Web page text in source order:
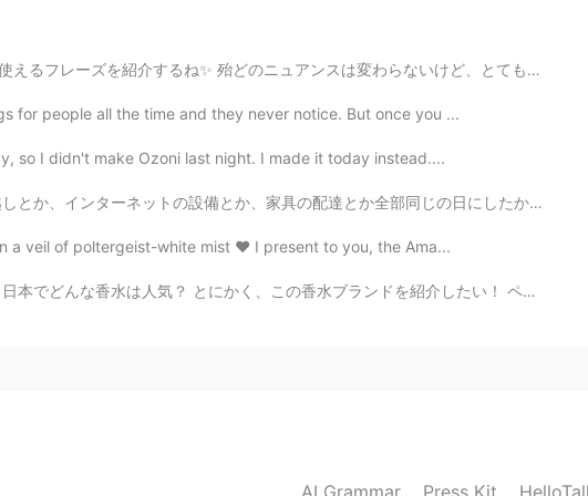
2021.07.11 04:06
のニュアンスは変わらないけど、とてもカジュアルな言い回しも混ざってるのでそこに注意してね! カジュアルなフレーズに*マークを付...
for people all the time and they never notice. But once you ...
so I didn't make Ozoni last night. I made it today instead....
とか、家具の配達とか全部同じの日にしたから、本当に大変だったけど、Hellotalkで知り合った友達が来て助けてくれたから順調に済...
a veil of poltergeist-white mist ❤️ I present to you, the Ama...
く、この香水ブランドを紹介したい！ ペンハリガンって知ってる？ ペンハリガンはイギリスで1870年に創設した このブランドは王室...
AI Grammar Press Kit